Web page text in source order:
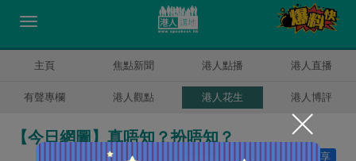
主頁 焦點新聞 港人點播 港人直播
有聲專欄 港人觀點 港人花生 港人博評
【今日網圖】真唔知？扮唔知？
分享
讚好